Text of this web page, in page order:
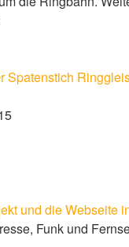
Spatenstich
und die Webseite
Funk und